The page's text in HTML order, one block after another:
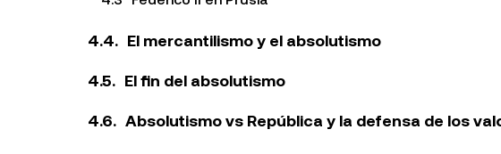
El mercantilismo y el absolutismo
El fin del absolutismo
Absolutismo vs República y la defensa de los